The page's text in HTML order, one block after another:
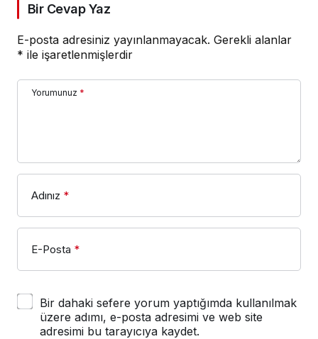
Bir Cevap Yaz
E-posta adresiniz yayınlanmayacak. Gerekli alanlar
* ile işaretlenmişlerdir
Yorumunuz *
Adınız *
E-Posta *
Bir dahaki sefere yorum yaptığımda kullanılmak
üzere adımı, e-posta adresimi ve web site
adresimi bu tarayıcıya kaydet.